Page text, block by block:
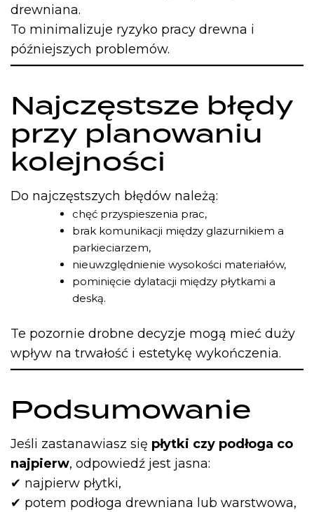
drewniana.
To minimalizuje ryzyko pracy drewna i
późniejszych problemów.
Najczęstsze błędy
przy planowaniu
kolejności
Do najczęstszych błędów należą:
chęć przyspieszenia prac,
brak komunikacji między glazurnikiem a
parkieciarzem,
nieuwzględnienie wysokości materiałów,
pominięcie dylatacji między płytkami a
deską.
Te pozornie drobne decyzje mogą mieć duży
wpływ na trwałość i estetykę wykończenia.
Podsumowanie
Jeśli zastanawiasz się płytki czy podłoga co
najpierw, odpowiedź jest jasna:
✔ najpierw płytki,
✔ potem podłoga drewniana lub warstwowa,